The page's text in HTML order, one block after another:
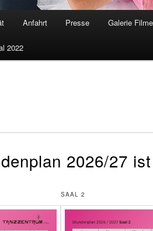
Anfahrt Presse Galerie Filme
2022
2026/27
SAAL 2